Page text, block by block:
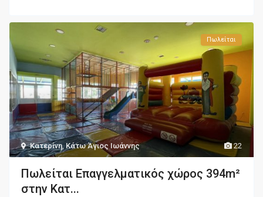
22
Κατερίνη , Κάτω Άγιος Ιωάννης
Πωλείται
Πωλείται Επαγγελματικός χώρος 394m²
στην Κατ...